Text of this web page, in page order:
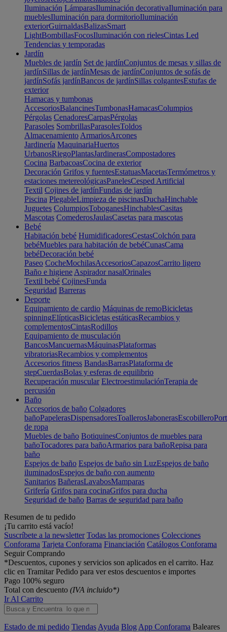
Iluminación LámparasIluminación decorativaIluminación para
mueblesIluminación para dormitorioIluminación
exteriorGuirnaldasBalizasSmart
LightBombillasFocosIluminación con rielesCintas Led
Tendencias y temporadas
Jardín
Muebles de jardín Set de jardínConjuntos de mesas y sillas de
jardínSillas de jardínMesas de jardínConjuntos de sofás de
jardínSofás jardínBancos de jardínSillas colgantesEstufas de
exterior
Hamacas y tumbonas
AccesoriosBalancinesTumbonasHamacasColumpios
Pérgolas CenadoresCarpasPérgolas
Parasoles SombrillasParasolesToldos
Almacenamiento ArmariosArcones
Jardinería MaquinariaHuertos
UrbanosRiegoPlantasJardinerasCompostadores
Cocina BarbacoasCocina de exterior
Decoración Grifos y fuentesEstatuasMacetasTermómetros y
estaciones metereológicasPanelesCesped Artificial
Textil Cojines de jardínFundas de jardín
Piscina PlegableLimpieza de piscinasDuchaHinchable
Juguetes ColumpiosToboganesHinchablesCasitas
Mascotas ComederosJaulasCasetas para mascotas
Bebé
Habitación bebé HumidificadoresCestasColchón para
bebéMuebles para habitación de bebéCunasCama
bebéDecoración bebé
Paseo CocheMochilasAccesoriosCapazosCarrito ligero
Baño e higiene Aspirador nasalOrinales
Textil bebé CojinesFunda
Seguridad Barreras
Deporte
Equipamiento de cardio Máquinas de remoBicicletas
spinningElípticasBicicletas estáticasRecambios y
complementosCintasRodillos
Equipamiento de musculación
BancosMancuernasMáquinasPlataformas
vibratoriasRecambios y complementos
Accesorios fitness BandasBarrasPlataforma de
stepCuerdasBolas y esferas de equilibrio
Recuperación muscular ElectroestimulaciónTerapia de
percusión
Baño
Accesorios de baño Colgadores
bañoPapelerasDispensadoresToallerosJabonerasEscobillero
de ropa
Muebles de baño BotiquinesConjuntos de muebles para
bañoTocadores para bañoArmarios para bañoRepisa para
baño
Espejos de baño Espejos de baño sin LuzEspejos de baño
iluminadosEspejos de baño con aumento
Sanitarios BañerasLavabosMamparas
Grifería Grifos para cocinaGrifos para ducha
Seguridad de baño Barras de seguridad para baño
Resumen de tu pedido
¡Tu carrito está vacío!
Suscríbete a la newsletter Todas las promociones Colecciones
Conforama Tarjeta Conforama Financiación Catálogos Conforama
Seguir Comprando
*Descuentos, cupones y servicios son aplicados en el carrito. Haz
clic en Tramitar Pedido para ver estos descuentos e importes
Pago 100% seguro
Total con descuento (IVA incluido*)
Ir Al Carrito
Estado de mi pedido Tiendas Ayuda Blog App Conforama Baleares